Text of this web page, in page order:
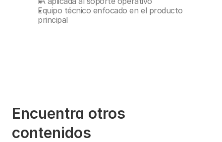
Equipo técnico enfocado en el producto
principal
Encuentra otros
contenidos